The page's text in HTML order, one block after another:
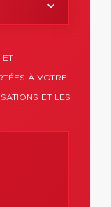
ET
À VOTRE
ET LES